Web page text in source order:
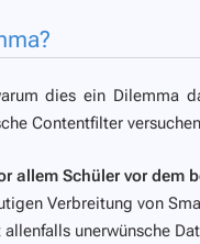
dies ein Dilemma
Contentfilter
allem Schüler vor
Verbreitung von
unerwünsche